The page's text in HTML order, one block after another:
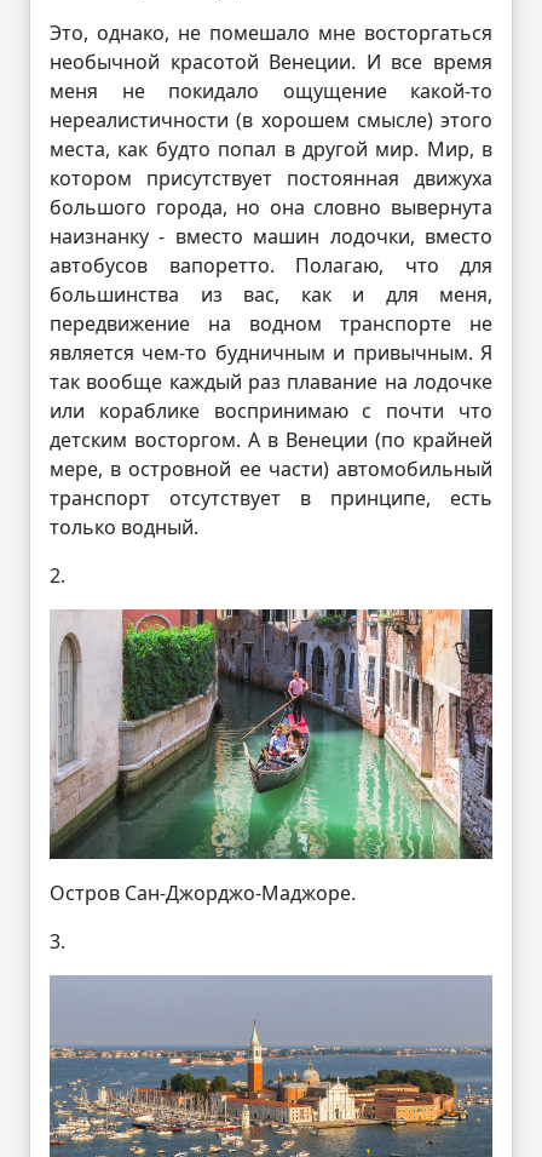
Это, однако, не помешало мне восторгаться
необычной красотой Венеции. И все время
меня не покидало ощущение какой-то
нереалистичности (в хорошем смысле) этого
места, как будто попал в другой мир. Мир, в
котором присутствует постоянная движуха
большого города, но она словно вывернута
наизнанку - вместо машин лодочки, вместо
автобусов вапоретто. Полагаю, что для
большинства из вас, как и для меня,
передвижение на водном транспорте не
является чем-то будничным и привычным. Я
так вообще каждый раз плавание на лодочке
или кораблике воспринимаю с почти что
детским восторгом. А в Венеции (по крайней
мере, в островной ее части) автомобильный
транспорт отсутствует в принципе, есть
только водный.
2.
Остров Сан-Джорджо-Маджоре.
3.